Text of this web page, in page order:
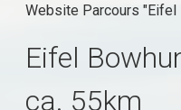
Website Parcours "Eifel
Eifel
ca. 55km